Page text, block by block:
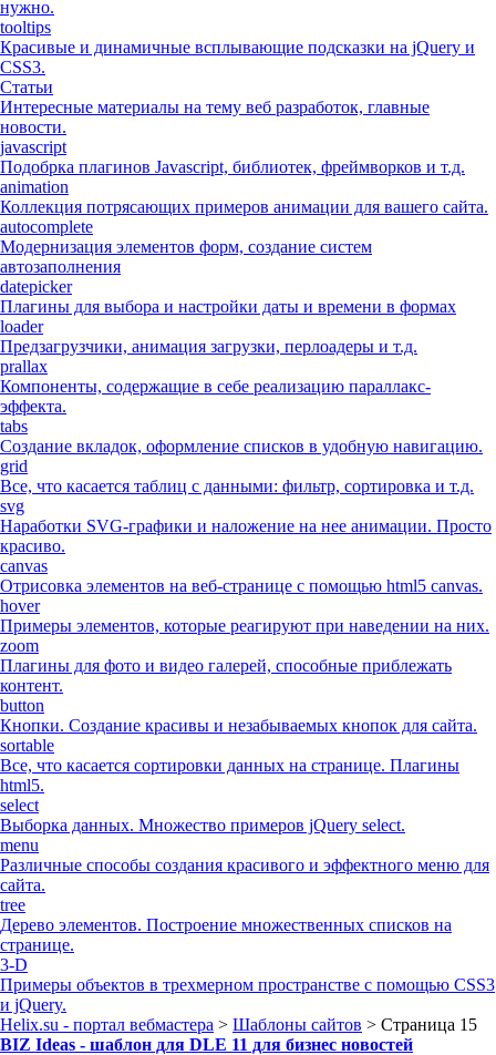
нужно.
tooltips
Красивые и динамичные всплывающие подсказки на jQuery и
CSS3.
Статьи
Интересные материалы на тему веб разработок, главные
новости.
javascript
Подобрка плагинов Javascript, библиотек, фреймворков и т.д.
animation
Коллекция потрясающих примеров анимации для вашего сайта.
autocomplete
Модернизация элементов форм, создание систем
автозаполнения
datepicker
Плагины для выбора и настройки даты и времени в формах
loader
Предзагрузчики, анимация загрузки, перлоадеры и т.д.
prallax
Компоненты, содержащие в себе реализацию параллакс-
эффекта.
tabs
Создание вкладок, оформление списков в удобную навигацию.
grid
Все, что касается таблиц с данными: фильтр, сортировка и т.д.
svg
Наработки SVG-графики и наложение на нее анимации. Просто
красиво.
canvas
Отрисовка элементов на веб-странице с помощью html5 canvas.
hover
Примеры элементов, которые реагируют при наведении на них.
zoom
Плагины для фото и видео галерей, способные приблежать
контент.
button
Кнопки. Создание красивы и незабываемых кнопок для сайта.
sortable
Все, что касается сортировки данных на странице. Плагины
html5.
select
Выборка данных. Множество примеров jQuery select.
menu
Различные способы создания красивого и эффектного меню для
сайта.
tree
Дерево элементов. Построение множественных списков на
странице.
3-D
Примеры объектов в трехмерном пространстве с помощью CSS3
и jQuery.
Helix.su - портал вебмастера > Шаблоны сайтов > Страница 15
BIZ Ideas - шаблон для DLE 11 для бизнес новостей